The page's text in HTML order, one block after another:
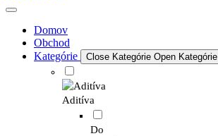
Domov
Obchod
Kategórie
Close Kategórie Open Kategórie
Aditíva
Do